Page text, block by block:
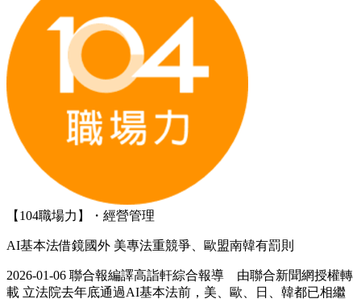
【104職場力】・經營管理
AI基本法借鏡國外 美專法重競爭、歐盟南韓有罰則
2026-01-06 聯合報編譯高詣軒綜合報導 由聯合新聞網授權轉
載 立法院去年底通過AI基本法前，美、歐、日、韓都已相繼